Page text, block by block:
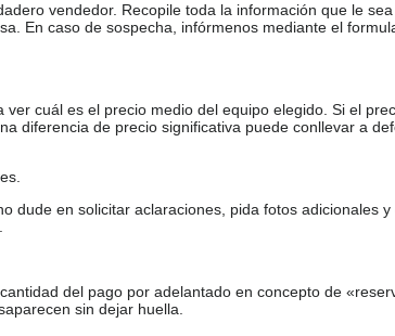
vendedor. Recopile toda la información que le
En caso de sospecha, infórmenos mediante el
cuál es el precio medio del equipo elegido. Si el
diferencia de precio significativa puede conllevar a
dude en solicitar aclaraciones, pida fotos adicionales
del pago por adelantado en concepto de
sin dejar huella.